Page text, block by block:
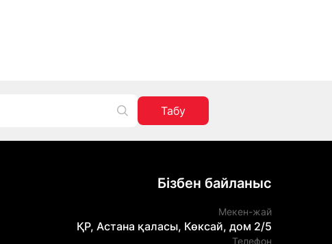
Табу
Бізбен байланыс
Мекен-жай
ҚР, Астана қаласы, Көксай, дом 2/5
Телефон